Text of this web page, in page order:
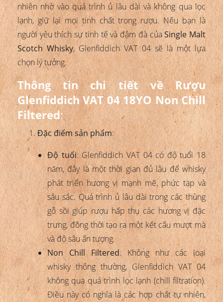
nhiên nhờ vào quá trình ủ lâu dài và không qua lọc
lạnh, giữ lại mọi tinh chất trong rượu. Nếu bạn là
người yêu thích sự tinh tế và đậm đà củaSingle Malt
Scotch Whisky, Glenfiddich VAT 04 sẽ là một lựa
chọn lý tưởng.
Thông tin chi tiết về Rượu
Glenfiddich VAT 04 18YO Non Chill
Filtered:
Đặc điểm sản phẩm:
Độ tuổi: Glenfiddich VAT 04 có độ tuổi 18
năm, đây là một thời gian đủ lâu để whisky
phát triển hương vị mạnh mẽ, phức tạp và
sâu sắc. Quá trình ủ lâu dài trong các thùng
gỗ sồi giúp rượu hấp thụ các hương vị đặc
trưng, đồng thời tạo ra một kết cấu mượt mà
và độ sâu ấn tượng.
Non Chill Filtered: Không như các loại
whisky thông thường, Glenfiddich VAT 04
không qua quá trình lọc lạnh (chill filtration).
Điều này có nghĩa là các hợp chất tự nhiên,